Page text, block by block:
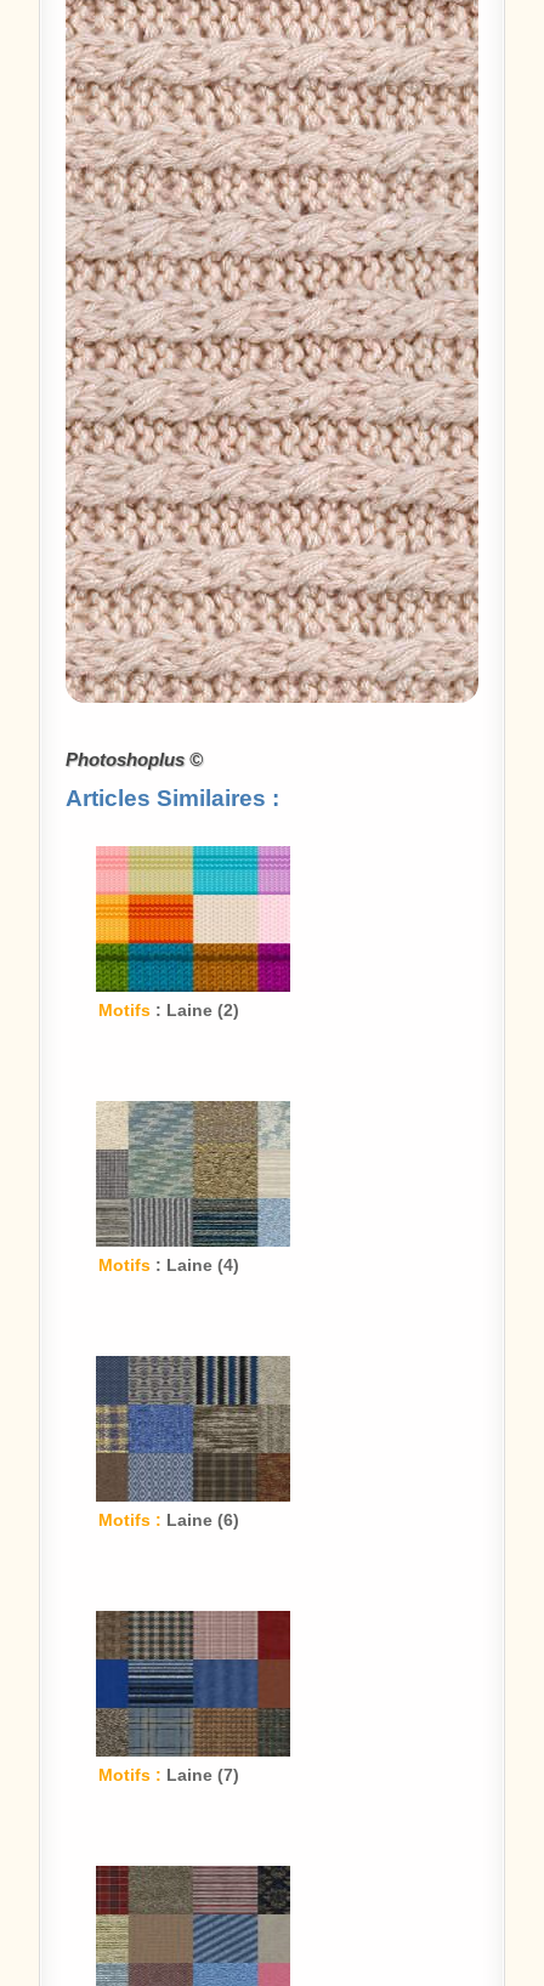
Photoshoplus ©
Articles Similaires :
Motifs : Laine (2)
Motifs : Laine (4)
Motifs : Laine (6)
Motifs : Laine (7)